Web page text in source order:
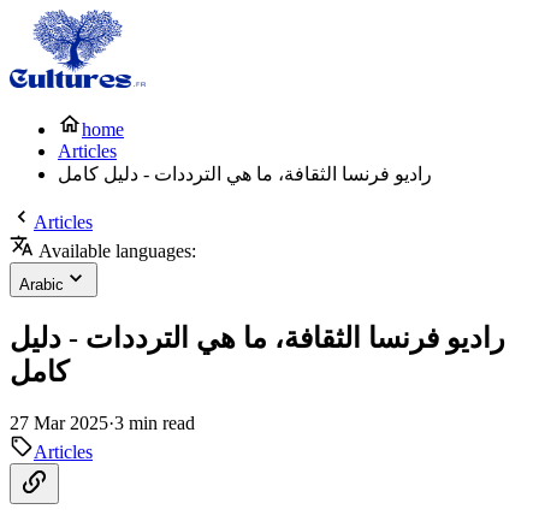
home
Articles
راديو فرنسا الثقافة، ما هي الترددات - دليل كامل
Articles
Available languages:
Arabic
راديو فرنسا الثقافة، ما هي الترددات - دليل
كامل
27 Mar 2025·3 min read
Articles